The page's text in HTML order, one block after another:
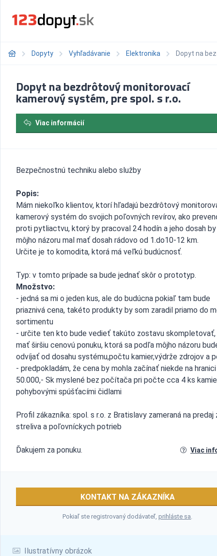
Dopyty Vyhľadávanie Elektronika Dopyt na
Ilustratívny obrázok
Dopyt na bezdrôtový monitorovací
kamerový systém, pre spol. s r.o.
Viac informácií
Bezpečnostnú techniku alebo služby
Popis:
Mám niekoľko klientov, ktorí hľadajú bezdrôtový
kamerový systém do svojich poľovných revírov, ako
proti pytliactvu, ktorý by pracoval 24 hodín a jeho dosah
môjho názoru mal mať dosah rádovo od 1.do10-12 km.
Určite je to komodita, ktorá má veľkú budúcnosť.
Typ: v tomto prípade sa bude jednať skôr o prototyp.
Množstvo:
- jedná sa mi o jeden kus, ale do budúcna pokiaľ tam bude
priaznivá cena, takéto produkty by som zaradil priamo do
sortimentu
- určite ten kto bude vedieť takúto zostavu skompletovať,
mať širšiu cenovú ponuku, ktorá sa podľa môjho názoru
odvíjať od dosahu systému,počtu kamier,výdrže zdrojov a
- predpokladám, že cena by mohla začínať niekde na hranici
50.000,- Sk myslené bez počítača pri počte cca 4 ks
pohybovými spúšťacími čidlami
Profil zákazníka: spol. s r.o. z Bratislavy zameraná na predaj
streliva a poľovníckych potrieb
Ďakujem za ponuku. Viac
KONTAKT NA ZÁKAZNÍKA
Pokiaľ ste registrovaný dodávateľ,prihláste sa.